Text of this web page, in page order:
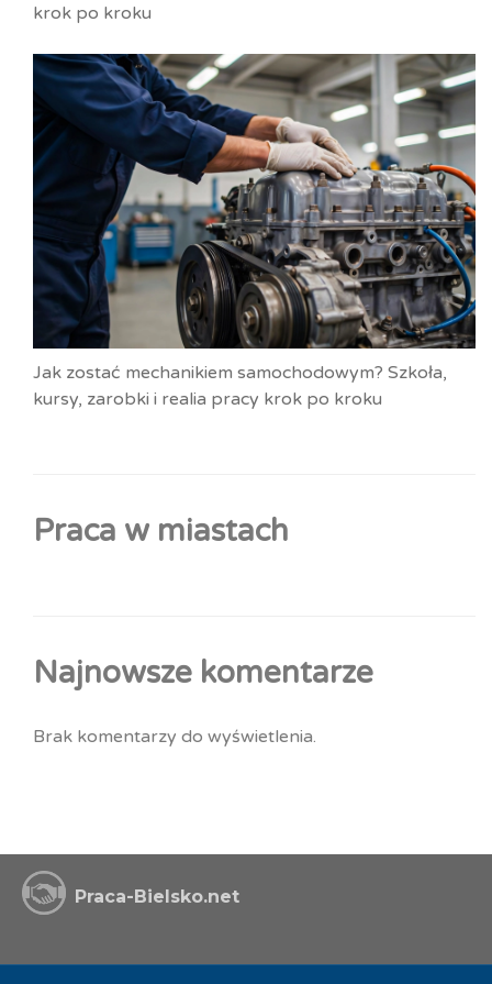
krok po kroku
Jak zostać mechanikiem samochodowym? Szkoła,
kursy, zarobki i realia pracy krok po kroku
Praca w miastach
Najnowsze komentarze
Brak komentarzy do wyświetlenia.
Praca-Bielsko.net